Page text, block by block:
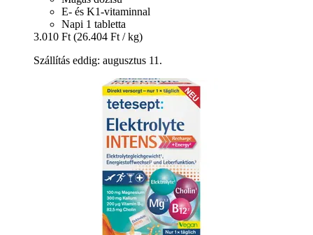
E- és K1-vitaminnal
Napi 1 tabletta
3.010 Ft (26.404 Ft / kg)
Szállítás eddig: augusztus 11.